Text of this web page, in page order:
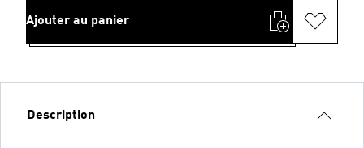
Ajouter au panier
Description